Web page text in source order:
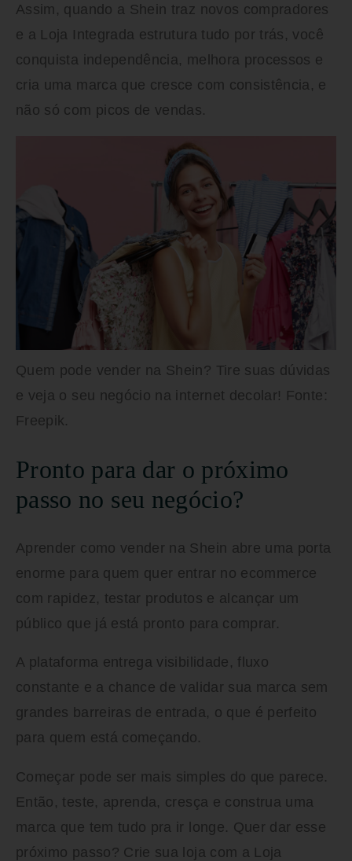
Assim, quando a Shein traz novos compradores
e a Loja Integrada estrutura tudo por trás, você
conquista independência, melhora processos e
cria uma marca que cresce com consistência, e
não só com picos de vendas.
Quem pode vender na Shein? Tire suas dúvidas
e veja o seu negócio na internet decolar! Fonte:
Freepik.
Pronto para dar o próximo
passo no seu negócio?
Aprender como vender na Shein abre uma porta
enorme para quem quer entrar no ecommerce
com rapidez, testar produtos e alcançar um
público que já está pronto para comprar.
A plataforma entrega visibilidade, fluxo
constante e a chance de validar sua marca sem
grandes barreiras de entrada, o que é perfeito
para quem está começando.
Começar pode ser mais simples do que parece.
Então, teste, aprenda, cresça e construa uma
marca que tem tudo pra ir longe. Quer dar esse
próximo passo? Crie sua loja com a Loja